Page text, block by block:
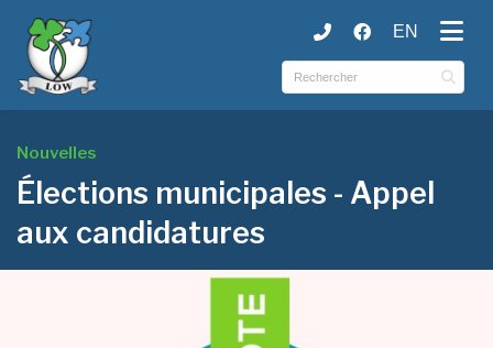
(Municipalité )
(Services )
EN
Nouvelles
Élections municipales - Appel
aux candidatures